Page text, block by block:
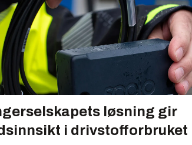
løsning gir
i drivstofforbruket